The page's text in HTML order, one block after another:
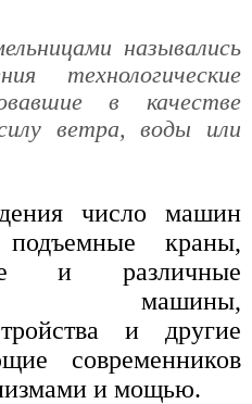
назывались
технологические
в качестве
ветра, воды или
число машин
подъемные краны,
и различные
машины,
и другие
современников
и мощью.